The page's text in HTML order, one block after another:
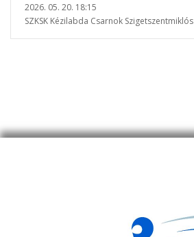
2026. 05. 20. 18:15
SZKSK Kézilabda Csarnok Szigetszentmiklós